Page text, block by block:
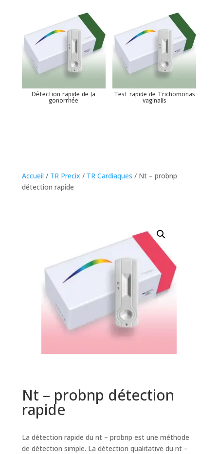
Détection rapide de la
gonorrhée
Test rapide de Trichomonas
vaginalis
Accueil / TR Precix / TR Cardiaques / Nt – probnp
détection rapide
Nt – probnp détection
rapide
La détection rapide du nt – probnp est une méthode
de détection simple. La détection qualitative du nt –